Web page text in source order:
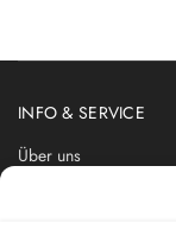
INFO & SERVICE
Über uns